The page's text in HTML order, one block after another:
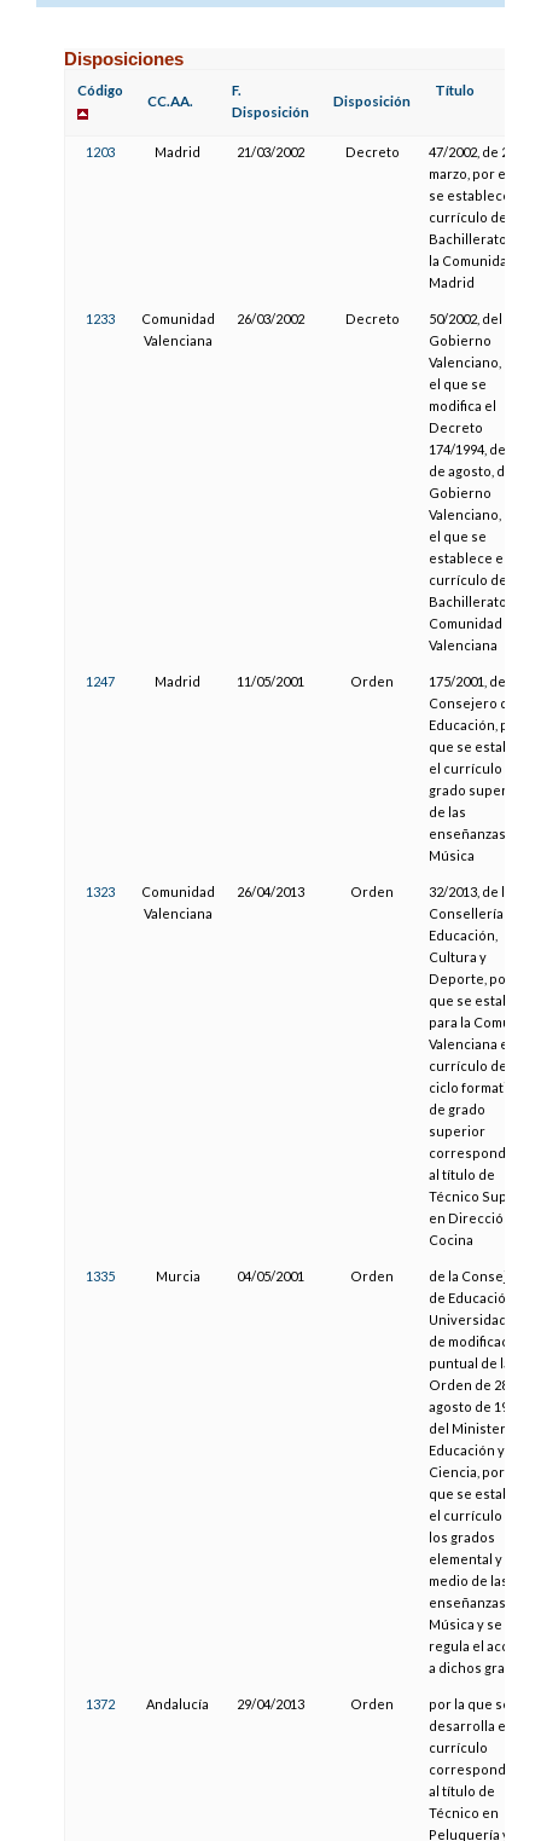
Disposiciones
Código
CC.AA.
F.
Disposición
Disposición
Título
1203 Madrid 21/03/2002 Decreto
47/2002, de 21 de
marzo, por el que
se establece el
currículo del
Bachillerato para
la Comunidad de
Madrid
1233
Comunidad
Valenciana
26/03/2002 Decreto
50/2002, del
Gobierno
Valenciano, por
el que se
modifica el
Decreto
174/1994, de 19
de agosto, del
Gobierno
Valenciano, por
el que se
establece el
currículo del
Bachillerato en la
Comunidad
Valenciana
1247 Madrid 11/05/2001 Orden
175/2001, del
Consejero de
Educación, por la
que se establece
el currículo del
grado superior
de las
enseñanzas de
Música
1323
Comunidad
Valenciana
26/04/2013 Orden
32/2013, de la
Consellería de
Educación,
Cultura y
Deporte, por la
que se establece
para la Comunitat
Valenciana el
currículo del
ciclo formativo
de grado
superior
correspondiente
al título de
Técnico Superior
en Dirección de
Cocina
1335 Murcia 04/05/2001 Orden
de la Consejería
de Educación y
Universidades,
de modificación
puntual de la
Orden de 28 de
agosto de 1992,
del Ministerio de
Educación y
Ciencia, por la
que se establece
el currículo de
los grados
elemental y
medio de las
enseñanzas de
Música y se
regula el acceso
a dichos grados
1372 Andalucía 29/04/2013 Orden
por la que se
desarrolla el
currículo
correspondiente
al título de
Técnico en
Peluquería y